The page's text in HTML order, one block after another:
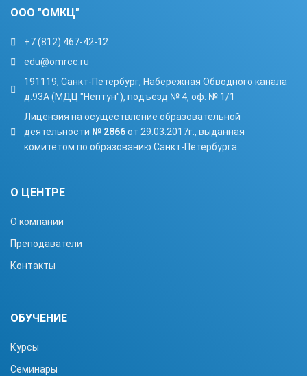
ООО "ОМКЦ"
+7 (812) 467-42-12
edu@omrcc.ru
191119, Санкт-Петербург, Набережная Обводного канала
д.93А (МДЦ "Нептун"), подъезд № 4, оф. № 1/1
Лицензия на осуществление образовательной
деятельности № 2866от 29.03.2017г., выданная
комитетом по образованию Санкт-Петербурга.
О ЦЕНТРЕ
О компании
Преподаватели
Контакты
ОБУЧЕНИЕ
Курсы
Семинары